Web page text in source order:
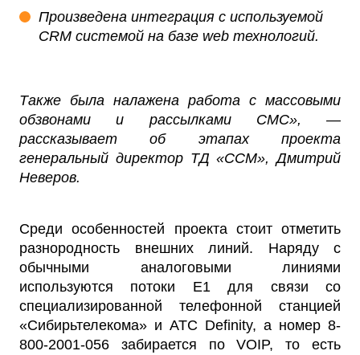
Произведена интеграция с используемой
CRM системой на базе web технологий.
Также была налажена работа с массовыми
обзвонами и рассылками СМС», —
рассказывает об этапах проекта
генеральный директор ТД «ССМ», Дмитрий
Неверов.
Среди особенностей проекта стоит отметить
разнородность внешних линий. Наряду с
обычными аналоговыми линиями
используются потоки E1 для связи со
специализированной телефонной станцией
«Сибирьтелекома» и АТС Definity, а номер 8-
800-2001-056 забирается по VOIP, то есть